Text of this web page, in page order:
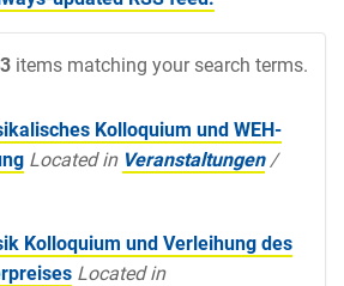
items matching your search terms.
date (newest first)
Kolloquium und WEH-
Located in Veranstaltungen /
Kolloquium und Verleihung des
Located in